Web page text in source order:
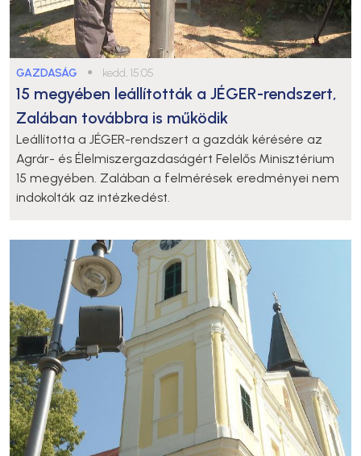
GAZDASÁG ● kedd, 15:05
15 megyében leállították a JÉGER-rendszert,
Zalában továbbra is működik
Leállította a JÉGER-rendszert a gazdák kérésére az
Agrár- és Élelmiszergazdaságért Felelős Minisztérium
15 megyében. Zalában a felmérések eredményei nem
indokolták az intézkedést.